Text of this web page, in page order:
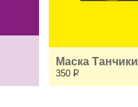
Маска Танчики
350 Р